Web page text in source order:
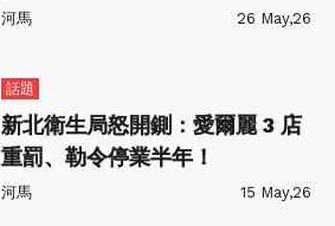
河馬 26 May,26
話題
新北衛生局怒開鍘：愛爾麗 3 店
重罰、勒令停業半年！
河馬 15 May,26